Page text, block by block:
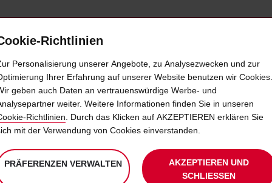
SELF-SERVICES
- DER
KAUFEN MACHEN SIE DEN TEST
Richtlinien
Personalisierung unserer Angebote, zu Analysezwecken und zur
Ihrer Erfahrung auf unserer Website benutzen wir Cookies.
geben auch Daten an vertrauenswürdige Werbe- und
weiter. Weitere Informationen finden Sie in unseren
Richtlinien. Durch das Klicken auf AKZEPTIEREN erklären Sie
mit der Verwendung von Cookies einverstanden.
PRÄFERENZEN VERWALTEN
AKZEPTIEREN UND
SCHLIESSEN